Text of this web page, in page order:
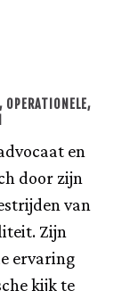
OPERATIONELE,
en
door zijn
van
Zijn
ervaring
kijk te